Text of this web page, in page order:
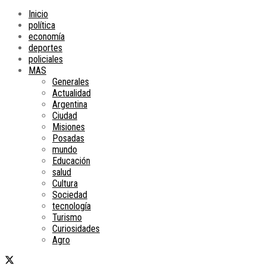
Inicio
política
economía
deportes
policiales
MAS
Generales
Actualidad
Argentina
Ciudad
Misiones
Posadas
mundo
Educación
salud
Cultura
Sociedad
tecnología
Turismo
Curiosidades
Agro